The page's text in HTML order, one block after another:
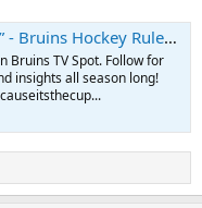
long! #nhl #becauseitsthecup #nhlcountdown #causeitsthecup #nhlhockey #nhldiscussion #ho
Bruins TV Spot. Follow for
insights all season long!